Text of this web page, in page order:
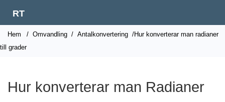
RT
Hem / Omvandling / Antalkonvertering /Hur konverterar man radianer
till grader
Hur konverterar man Radianer